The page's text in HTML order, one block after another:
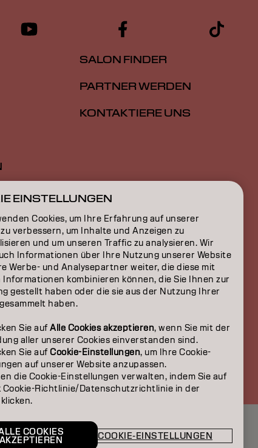
SALON FINDER
PARTNER WERDEN
KONTAKTIERE UNS
EINSTELLUNGEN
Cookies, um Ihre Erfahrung auf unserer
verbessern, um Inhalte und Anzeigen zu
und um unseren Traffic zu analysieren. Wir
Informationen über Ihre Nutzung unserer Website
Werbe- und Analysepartner weiter, die diese mit
kombinieren können, die Sie Ihnen zur
gestellt haben oder die sie aus der Nutzung Ihrer
haben.
Sie aufAlle Cookies akzeptieren, wenn Sie mit der
aller unserer Cookies einverstanden sind.
Sie aufCookie-Einstellungen, um Ihre Cookie-
auf unserer Website anzupassen.
die Cookie-Einstellungen verwalten, indem Sie auf
Cookie-Richtlinie/Datenschutzrichtlinie in der
COOKIE-EINSTELLUNGEN
COOKIES
AKZEPTIEREN